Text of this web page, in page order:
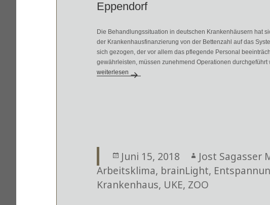
Eppendorf
Die Behandlungssituation in deutschen Krankenhäusern hat
der Krankenhausfinanzierung von der Bettenzahl auf das
sich gezogen, der vor allem das pflegende Personal
gewährleisten, müssen zunehmend Operationen
Life Balance fördert Arbeitsklima an der Uni-Klinik Hamburg-
weiterlesen
Veröffentlicht
am
Juni 15, 2018 Autor
Jost Sagasser
Arbeitsklima, brainLight,
Krankenhaus, UKE, ZOO